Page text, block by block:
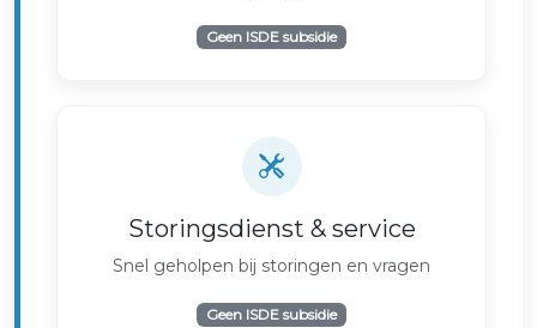
Geen ISDE subsidie
Storingsdienst & service
Snel geholpen bij storingen en vragen
Geen ISDE subsidie